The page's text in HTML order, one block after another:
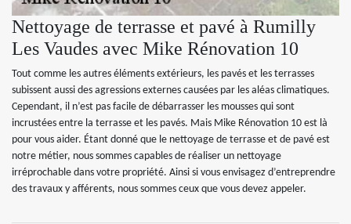
Nettoyage de terrasse et pavé à Rumilly
Les Vaudes avec Mike Rénovation 10
Tout comme les autres éléments extérieurs, les pavés et les terrasses
subissent aussi des agressions externes causées par les aléas climatiques.
Cependant, il n’est pas facile de débarrasser les mousses qui sont
incrustées entre la terrasse et les pavés. Mais Mike Rénovation 10 est là
pour vous aider. Étant donné que le nettoyage de terrasse et de pavé est
notre métier, nous sommes capables de réaliser un nettoyage
irréprochable dans votre propriété. Ainsi si vous envisagez d’entreprendre
des travaux y afférents, nous sommes ceux que vous devez appeler.